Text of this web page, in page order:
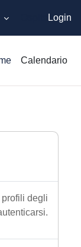
Login
Calendario
degli